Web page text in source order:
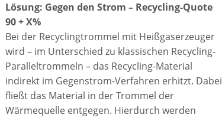
Lösung: Gegen den Strom – Recycling-Quote
90 + X%
Bei der Recyclingtrommel mit Heißgaserzeuger
wird – im Unterschied zu klassischen Recycling-
Paralleltrommeln – das Recycling-Material
indirekt im Gegenstrom-Verfahren erhitzt. Dabei
fließt das Material in der Trommel der
Wärmequelle entgegen. Hierdurch werden